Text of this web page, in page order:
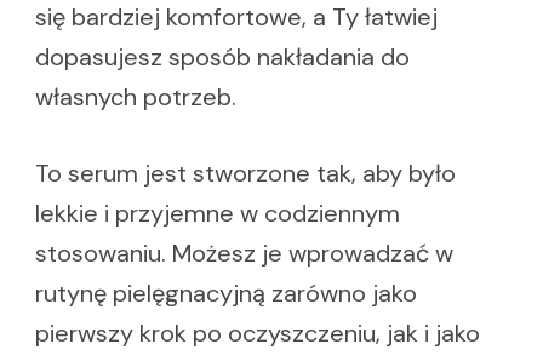
się bardziej komfortowe, a Ty łatwiej
dopasujesz sposób nakładania do
własnych potrzeb.
To serum jest stworzone tak, aby było
lekkie i przyjemne w codziennym
stosowaniu. Możesz je wprowadzać w
rutynę pielęgnacyjną zarówno jako
pierwszy krok po oczyszczeniu, jak i jako